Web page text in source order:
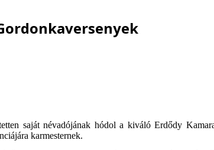
saját névadójának hódol a kiváló Erdődy
karmesternek.